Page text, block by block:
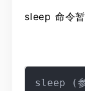
sleep 命令暂